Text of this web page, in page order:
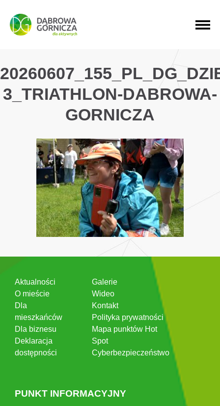
PRZEJDŹ DO MENU GŁÓWNEGO
PRZEJDŹ DO WYSZUKIWARKI
PRZEJDŹ DO TREŚCI
3_TRIATHLON-DABROWA-
GORNICZA
Aktualności
O mieście
Dla
mieszkańców
Dla biznesu
Deklaracja
dostępności
Galerie
Wideo
Kontakt
Polityka prywatności
Mapa punktów Hot
Spot
Cyberbezpieczeństwo
PUNKT INFORMACYJNY